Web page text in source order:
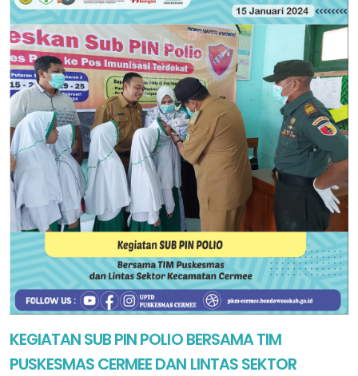
KEGIATAN SUB PIN POLIO BERSAMA TIM
PUSKESMAS CERMEE DAN LINTAS SEKTOR